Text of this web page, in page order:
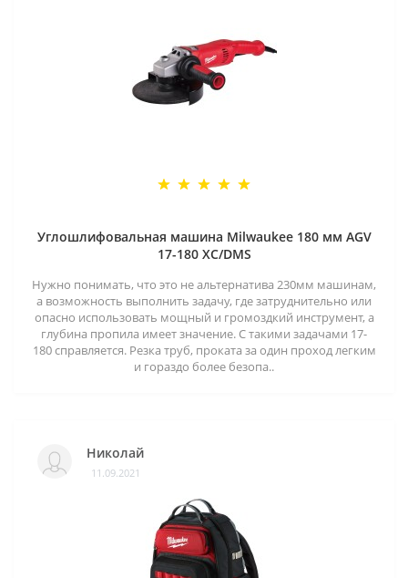
Углошлифовальная машина Milwaukee 180 мм AGV
17-180 XC/DMS
Нужно понимать, что это не альтернатива 230мм машинам,
а возможность выполнить задачу, где затруднительно или
опасно использовать мощный и громоздкий инструмент, а
глубина пропила имеет значение. С такими задачами 17-
180 справляется. Резка труб, проката за один проход легким
и гораздо более безопа..
Николай
11.09.2021